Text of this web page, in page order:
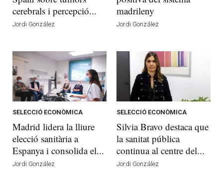
cerebrals i percepció...
Jordi González
madrileny
Jordi González
SELECCIÓ ECONÒMICA
Madrid lidera la lliure
elecció sanitària a
Espanya i consolida el...
Jordi González
SELECCIÓ ECONÒMICA
Silvia Bravo destaca que
la sanitat pública
continua al centre del...
Jordi González